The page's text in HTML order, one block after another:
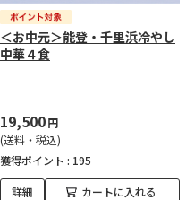
＜お中元＞能登・千里浜冷やし
中華４食
19,500円
(送料・税込)
獲得ポイント : 195
詳細 カートに入れる